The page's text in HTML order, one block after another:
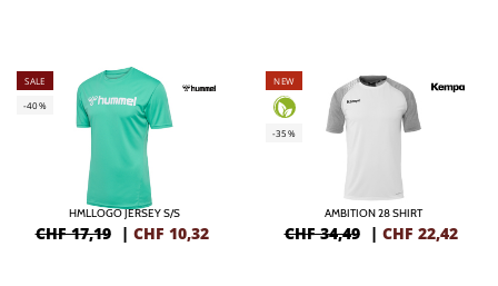
SALE
-40%
HMLLOGO JERSEY S/S
CHF 17,19 | CHF 10,32
NEW
-35%
AMBITION 28 SHIRT
CHF 34,49 | CHF 22,42